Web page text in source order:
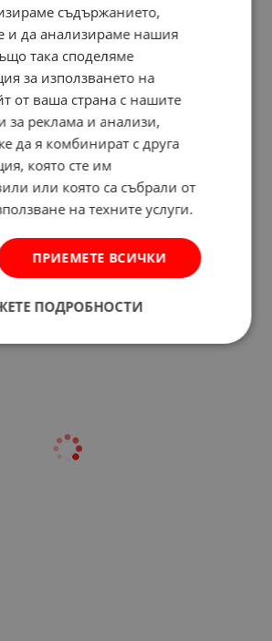
към продукт
КОМЕНТИРАЙ
съдържанието,
и да анализираме нашия
така споделяме
за използването на
от ваша страна с нашите
за реклама и анализи,
да я комбинират с друга
която сте им
или която са събрали от
на техните услуги.
ПРИЕМЕТЕ ВСИЧКИ
ПОДРОБНОСТИ